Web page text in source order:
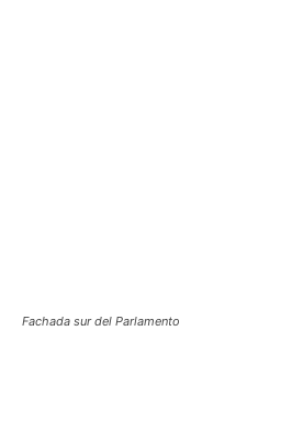
Fachada sur del Parlamento